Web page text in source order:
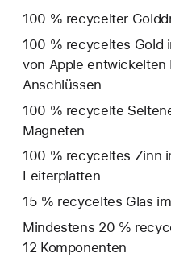
100 % recycelter
100 % recyceltes Gold
von Apple entwickelten
Anschlüssen
100 % recycelte
Magneten
100 % recyceltes Zinn
Leiterplatten
15 % recyceltes Glas
Mindestens 20 %
12 Komponenten